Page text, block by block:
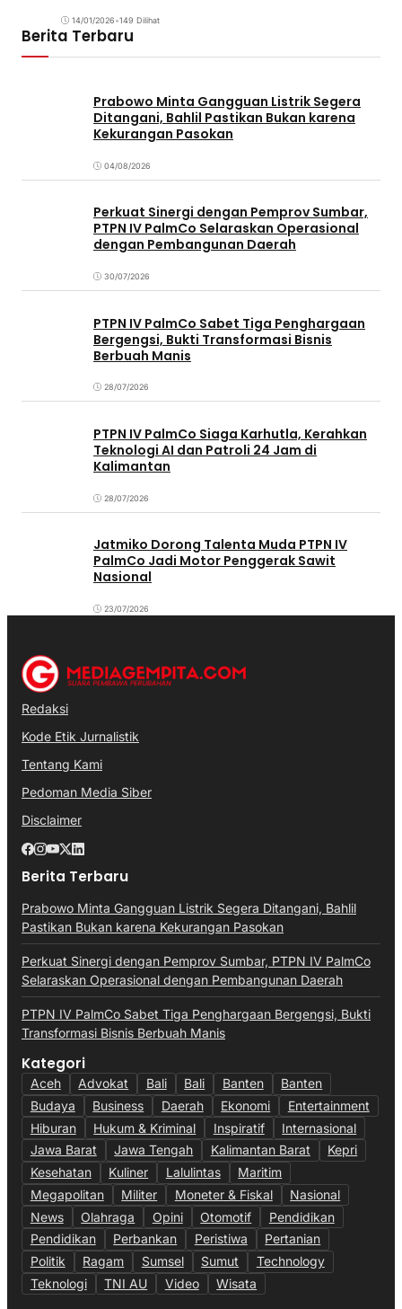
14/01/2026•149 Dilihat
Berita Terbaru
Prabowo Minta Gangguan Listrik Segera
Ditangani, Bahlil Pastikan Bukan karena
Kekurangan Pasokan
04/08/2026
Perkuat Sinergi dengan Pemprov Sumbar,
PTPN IV PalmCo Selaraskan Operasional
dengan Pembangunan Daerah
30/07/2026
PTPN IV PalmCo Sabet Tiga Penghargaan
Bergengsi, Bukti Transformasi Bisnis
Berbuah Manis
28/07/2026
PTPN IV PalmCo Siaga Karhutla, Kerahkan
Teknologi AI dan Patroli 24 Jam di
Kalimantan
28/07/2026
Jatmiko Dorong Talenta Muda PTPN IV
PalmCo Jadi Motor Penggerak Sawit
Nasional
23/07/2026
Redaksi
Kode Etik Jurnalistik
Tentang Kami
Pedoman Media Siber
Disclaimer
Berita Terbaru
Prabowo Minta Gangguan Listrik Segera Ditangani, Bahlil
Pastikan Bukan karena Kekurangan Pasokan
Perkuat Sinergi dengan Pemprov Sumbar, PTPN IV PalmCo
Selaraskan Operasional dengan Pembangunan Daerah
PTPN IV PalmCo Sabet Tiga Penghargaan Bergengsi, Bukti
Transformasi Bisnis Berbuah Manis
Kategori
Aceh Advokat Bali Bali Banten
Banten
Budaya
Business Daerah Ekonomi
Entertainment
Hiburan
Hukum & Kriminal Inspiratif
Internasional
Jawa Barat
Jawa Tengah Kalimantan Barat
Kepri
Kesehatan
Kuliner Lalulintas
Maritim
Megapolitan
Militer Moneter & Fiskal
Nasional
News
Olahraga Opini Otomotif
Pendidikan
Pendidikan
Perbankan Peristiwa
Pertanian
Politik
Ragam Sumsel Sumut
Technology
Teknologi
TNI AU Video Wisata